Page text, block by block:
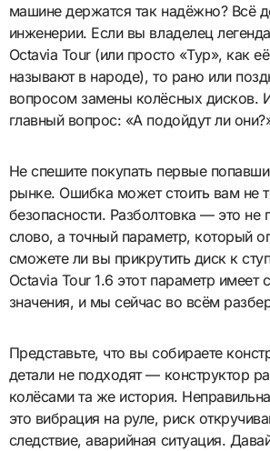
машине держатся так надёжно? Всё
инженерии. Если вы владелец
Octavia Tour (или просто «Тур», как
называют в народе), то рано или
вопросом замены колёсных дисков. И
главный вопрос: «А подойдут ли
Не спешите покупать первые
рынке. Ошибка может стоить вам не
безопасности. Разболтовка — это не
слово, а точный параметр, который
сможете ли вы прикрутить диск к
Octavia Tour 1.6 этот параметр имеет
значения, и мы сейчас во всём
Представьте, что вы собираете
детали не подходят — конструктор
колёсами та же история.
это вибрация на руле, риск
следствие, аварийная ситуация.